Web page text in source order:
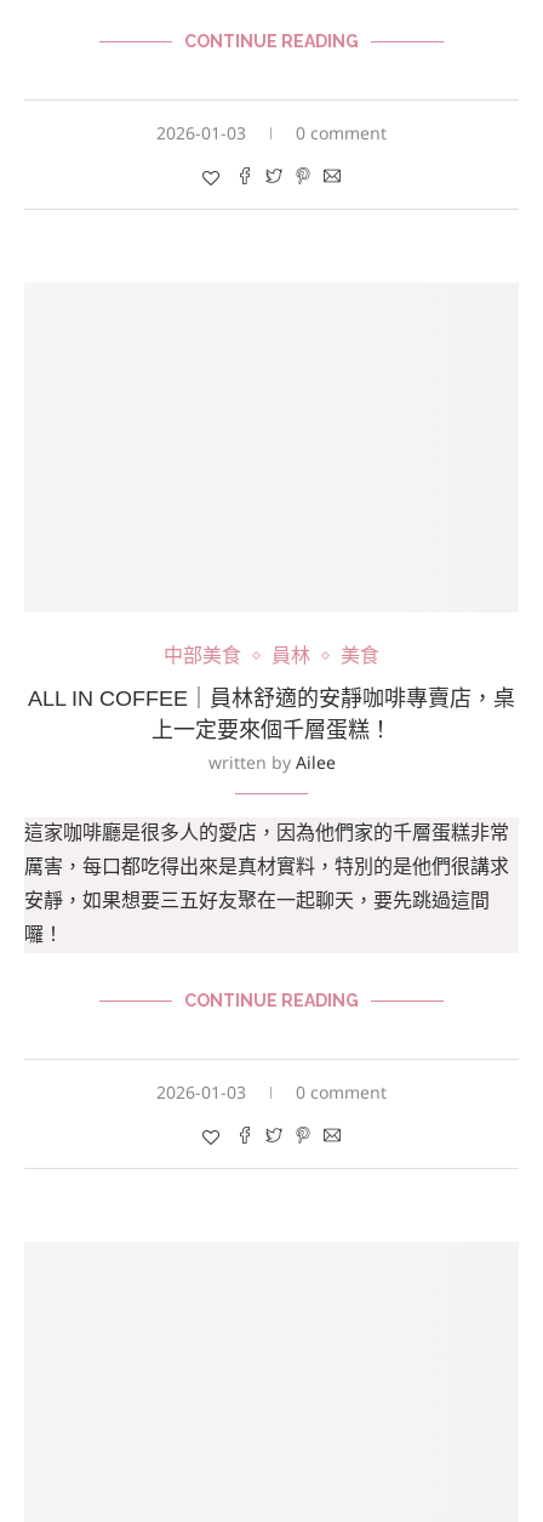
CONTINUE READING
2026-01-03 0 comment
中部美食 員林 美食
ALL IN COFFEE｜員林舒適的安靜咖啡專賣店，桌
上一定要來個千層蛋糕！
written by Ailee
這家咖啡廳是很多人的愛店，因為他們家的千層蛋糕非常
厲害，每口都吃得出來是真材實料，特別的是他們很講求
安靜，如果想要三五好友聚在一起聊天，要先跳過這間
囉！
CONTINUE READING
2026-01-03 0 comment